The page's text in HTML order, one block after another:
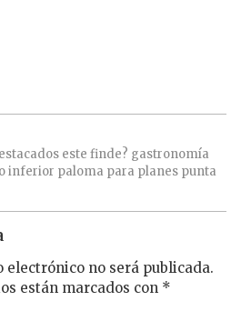
este finde? gastronomía
inferior paloma para planes punta
electrónico no será publicada.
están marcados con *